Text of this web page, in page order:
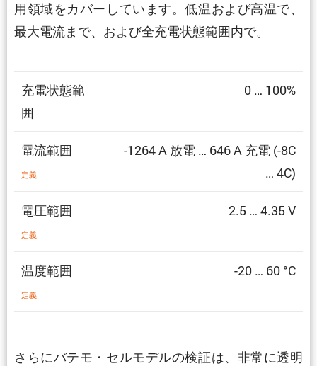
用領域をカバーしています。低温および高温で、
最大電流まで、および全充電状態範囲内で。
充電状態範
囲
0 … 100%
電流範囲
定義
-1264 A 放電 … 646 A 充電 (-8C
… 4C)
電圧範囲
定義
2.5 … 4.35 V
温度範囲
定義
-20 … 60 °C
さらにバテモ・セルモデルの検証は、非常に透明